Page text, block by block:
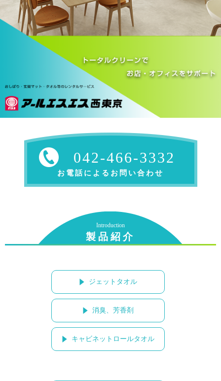
042-466-3332
お電話によるお問い合わせ
Introduction
製品紹介
ジェットタオル
消臭、芳香剤
キャビネットロールタオル